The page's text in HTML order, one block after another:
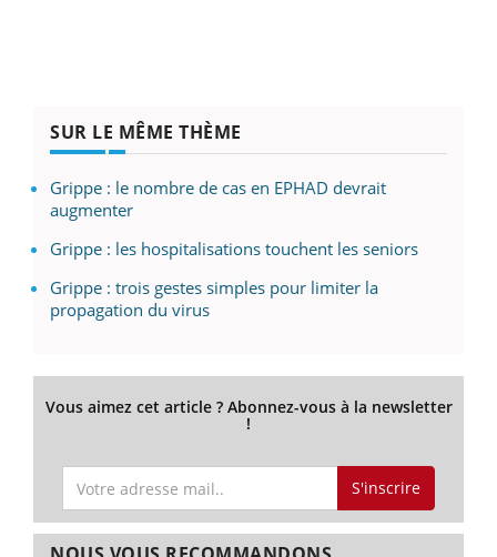
SUR LE MÊME THÈME
Grippe : le nombre de cas en EPHAD devrait
augmenter
Grippe : les hospitalisations touchent les seniors
Grippe : trois gestes simples pour limiter la
propagation du virus
Vous aimez cet article ? Abonnez-vous à la newsletter
!
S'inscrire